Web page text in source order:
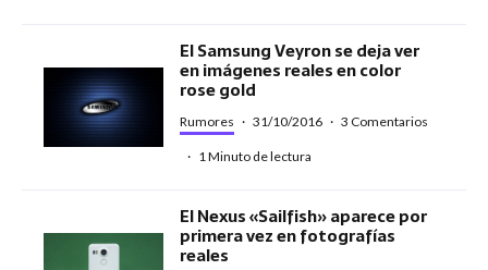
El Samsung Veyron se deja ver
en imágenes reales en color
rose gold
Rumores · 31/10/2016 · 3 Comentarios
· 1 Minuto de lectura
El Nexus «Sailfish» aparece por
primera vez en fotografías
reales